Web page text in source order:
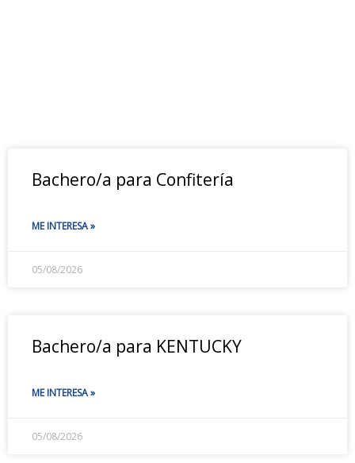
Bachero/a para Confitería
ME INTERESA »
05/08/2026
Bachero/a para KENTUCKY
ME INTERESA »
05/08/2026